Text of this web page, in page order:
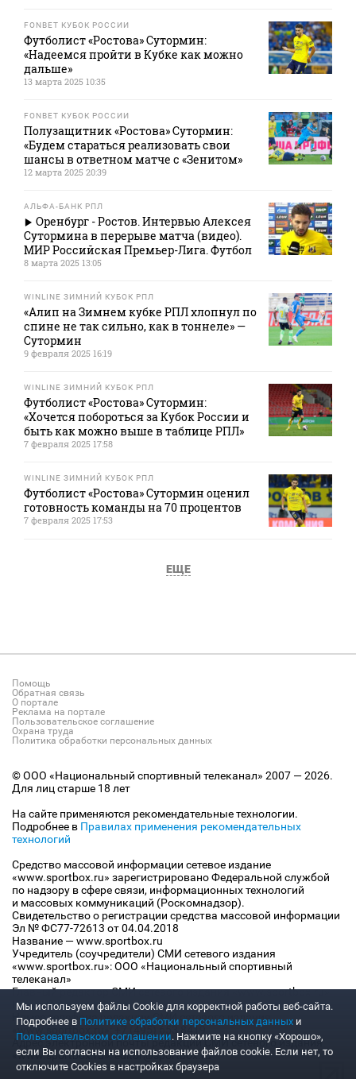
FONBET КУБОК РОССИИ
Футболист «Ростова» Сутормин:
«Надеемся пройти в Кубке как можно
дальше»
13 марта 2025 10:35
FONBET КУБОК РОССИИ
Полузащитник «Ростова» Сутормин:
«Будем стараться реализовать свои
шансы в ответном матче с «Зенитом»
12 марта 2025 20:39
АЛЬФА-БАНК РПЛ
Оренбург - Ростов. Интервью Алексея
Сутормина в перерыве матча (видео).
МИР Российская Премьер-Лига. Футбол
8 марта 2025 13:05
WINLINE ЗИМНИЙ КУБОК РПЛ
«Алип на Зимнем кубке РПЛ хлопнул по
спине не так сильно, как в тоннеле» —
Сутормин
9 февраля 2025 16:19
WINLINE ЗИМНИЙ КУБОК РПЛ
Футболист «Ростова» Сутормин:
«Хочется побороться за Кубок России и
быть как можно выше в таблице РПЛ»
7 февраля 2025 17:58
WINLINE ЗИМНИЙ КУБОК РПЛ
Футболист «Ростова» Сутормин оценил
готовность команды на 70 процентов
7 февраля 2025 17:53
ЕЩЕ
Помощь
Обратная связь
О портале
Реклама на портале
Пользовательское соглашение
Охрана труда
Политика обработки персональных данных
© ООО «Национальный спортивный телеканал» 2007 — 2026.
Для лиц старше 18 лет
На сайте применяются рекомендательные технологии.
Подробнее в Правилах применения рекомендательных
технологий
Средство массовой информации сетевое издание
«www.sportbox.ru» зарегистрировано Федеральной службой
по надзору в сфере связи, информационных технологий
и массовых коммуникаций (Роскомнадзор).
Свидетельство о регистрации средства массовой информации
Эл № ФС77-72613 от 04.04.2018
Название — www.sportbox.ru
Учредитель (соучредители) СМИ сетевого издания
«www.sportbox.ru»: ООО «Национальный спортивный
телеканал»
Главный редактор СМИ сетевого издания «www.sportbox.ru»:
Конов В.А.
Номер телефона редакции СМИ сетевого издания
«www.sportbox.ru»: +7 (495) 653 8419
Адрес электронной почты редакции СМИ сетевого издания
«www.sportbox.ru»: editor@sportbox.ru
Мы используем файлы Сookie для корректной работы веб-сайта.
Подробнее в Политике обработки персональных данных и
Пользовательском соглашении. Нажмите на кнопку «Хорошо»,
если Вы согласны на использование файлов cookie. Если нет, то
отключите Cookies в настройках браузера